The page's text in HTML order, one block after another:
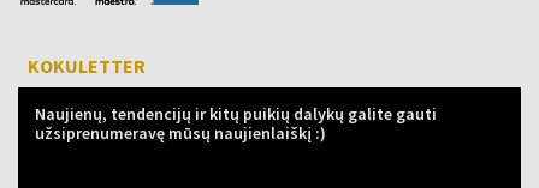
KOKULETTER
Naujienų, tendencijų ir kitų puikių dalykų galite gauti
užsiprenumeravę mūsų naujienlaiškį :)